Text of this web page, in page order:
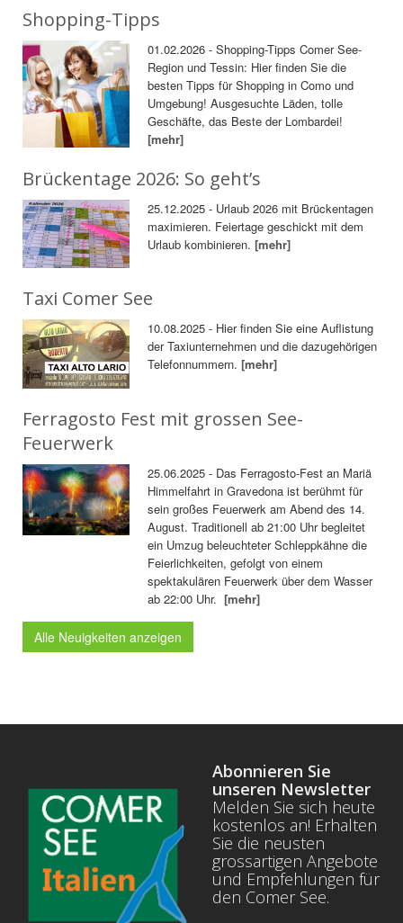
Shopping-Tipps
01.02.2026 - Shopping-Tipps Comer See-
Region und Tessin: Hier finden Sie die
besten Tipps für Shopping in Como und
Umgebung! Ausgesuchte Läden, tolle
Geschäfte, das Beste der Lombardei!
[mehr]
Brückentage 2026: So geht’s
25.12.2025 - Urlaub 2026 mit Brückentagen
maximieren. Feiertage geschickt mit dem
Urlaub kombinieren.[mehr]
Taxi Comer See
10.08.2025 - Hier finden Sie eine Auflistung
der Taxiunternehmen und die dazugehörigen
Telefonnummern.[mehr]
Ferragosto Fest mit grossen See-
Feuerwerk
25.06.2025 - Das Ferragosto-Fest an Mariä
Himmelfahrt in Gravedona ist berühmt für
sein großes Feuerwerk am Abend des 14.
August. Traditionell ab 21:00 Uhr begleitet
ein Umzug beleuchteter Schleppkähne die
Feierlichkeiten, gefolgt von einem
spektakulären Feuerwerk über dem Wasser
ab 22:00 Uhr.[mehr]
Alle Neuigkeiten anzeigen
Abonnieren Sie
unseren Newsletter
Melden Sie sich heute
kostenlos an! Erhalten
Sie die neusten
grossartigen Angebote
und Empfehlungen für
den Comer See.